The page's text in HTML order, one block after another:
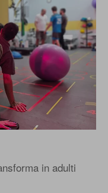
in adulti